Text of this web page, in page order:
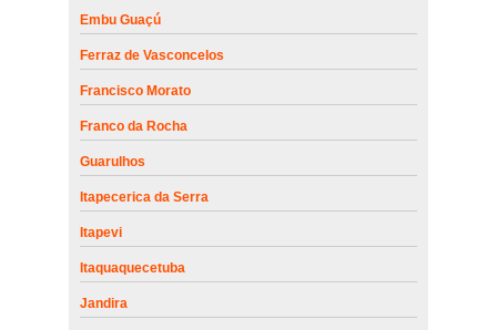
Embu Guaçú
Ferraz de Vasconcelos
Francisco Morato
Franco da Rocha
Guarulhos
Itapecerica da Serra
Itapevi
Itaquaquecetuba
Jandira